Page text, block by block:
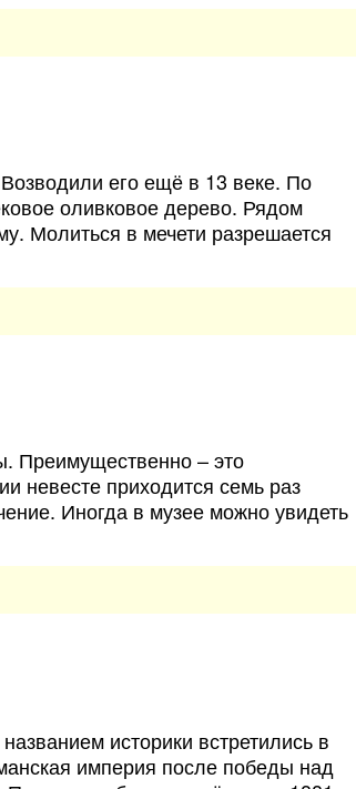
его ещё в 13 веке. По
оливковое дерево. Рядом
Молиться в мечети разрешается
Преимущественно – это
невесте приходится семь раз
Иногда в музее можно увидеть
историки встретились в
империя после победы над